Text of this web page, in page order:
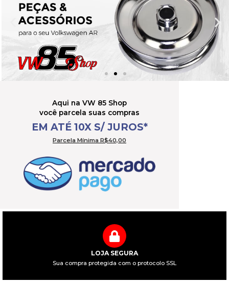
Aqui na VW 85 Shop
você parcela suas compras
EM ATÉ 10X S/ JUROS*
Parcela Mínima R$40,00
LOJA SEGURA
Sua compra protegida com o protocolo SSL